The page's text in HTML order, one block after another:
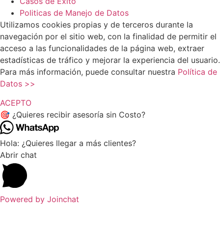
Politicas de Manejo de Datos
Utilizamos cookies propias y de terceros durante la
navegación por el sitio web, con la finalidad de permitir el
acceso a las funcionalidades de la página web, extraer
estadísticas de tráfico y mejorar la experiencia del usuario.
Para más información, puede consultar nuestra Política de
Datos >>
ACEPTO
🎯 ¿Quieres recibir asesoría sin Costo?
Hola: ¿Quieres llegar a más clientes?
Abrir chat
Powered by Joinchat